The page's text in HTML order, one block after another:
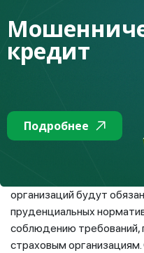
иностранной финансовой
менее 2 граждан
иностранных банков,
организаций и
страховых брокеров
регуляторные
отношении
В этой связи филиалы
организаций будут
пруденциальных
соблюдению требований,
страховым
кредит
Подробнее